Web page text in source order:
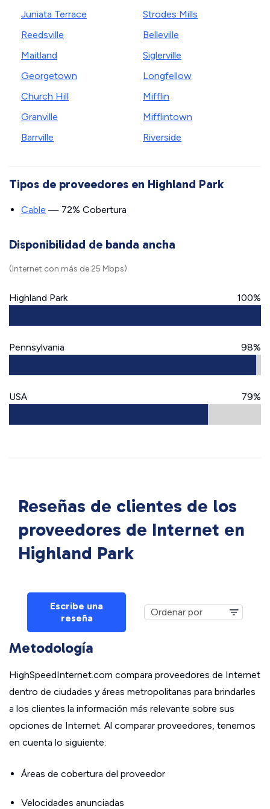
Juniata Terrace
Reedsville
Maitland
Georgetown
Church Hill
Granville
Barrville
Strodes Mills
Belleville
Siglerville
Longfellow
Mifflin
Mifflintown
Riverside
Tipos de proveedores en Highland Park
Cable — 72% Cobertura
Disponibilidad de banda ancha
(Internet con más de 25 Mbps)
Highland Park 100%
Pennsylvania 98%
USA 79%
Reseñas de clientes de los
proveedores de Internet en
Highland Park
Escribe una
reseña
Metodología
HighSpeedInternet.com compara proveedores de Internet
dentro de ciudades y áreas metropolitanas para brindarles
a los clientes la información más relevante sobre sus
opciones de Internet. Al comparar proveedores, tenemos
en cuenta lo siguiente:
Áreas de cobertura del proveedor
Velocidades anunciadas